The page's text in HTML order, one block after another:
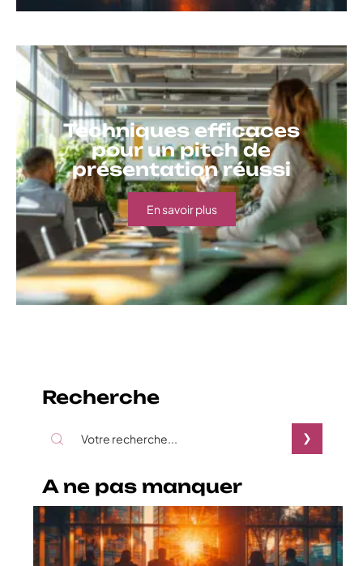
Techniques efficaces
pour un pitch de
présentation réussi
En savoir plus
Recherche
A ne pas manquer